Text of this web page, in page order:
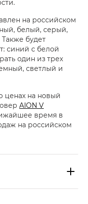
на российском
белый, серый,
будет
синий с белой
один из трех
светлый и
на новый
AION V
время в
на российском